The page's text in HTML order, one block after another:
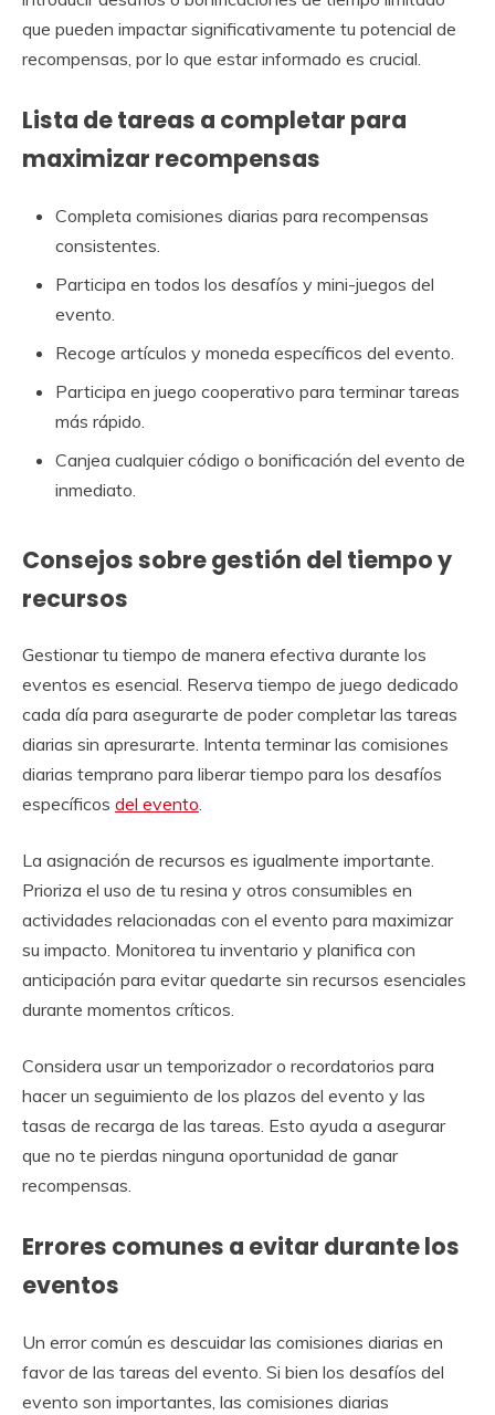
que pueden impactar significativamente tu potencial de
recompensas, por lo que estar informado es crucial.
Lista de tareas a completar para
maximizar recompensas
Completa comisiones diarias para recompensas
consistentes.
Participa en todos los desafíos y mini-juegos del
evento.
Recoge artículos y moneda específicos del evento.
Participa en juego cooperativo para terminar tareas
más rápido.
Canjea cualquier código o bonificación del evento de
inmediato.
Consejos sobre gestión del tiempo y
recursos
Gestionar tu tiempo de manera efectiva durante los
eventos es esencial. Reserva tiempo de juego dedicado
cada día para asegurarte de poder completar las tareas
diarias sin apresurarte. Intenta terminar las comisiones
diarias temprano para liberar tiempo para los desafíos
específicos del evento.
La asignación de recursos es igualmente importante.
Prioriza el uso de tu resina y otros consumibles en
actividades relacionadas con el evento para maximizar
su impacto. Monitorea tu inventario y planifica con
anticipación para evitar quedarte sin recursos esenciales
durante momentos críticos.
Considera usar un temporizador o recordatorios para
hacer un seguimiento de los plazos del evento y las
tasas de recarga de las tareas. Esto ayuda a asegurar
que no te pierdas ninguna oportunidad de ganar
recompensas.
Errores comunes a evitar durante los
eventos
Un error común es descuidar las comisiones diarias en
favor de las tareas del evento. Si bien los desafíos del
evento son importantes, las comisiones diarias